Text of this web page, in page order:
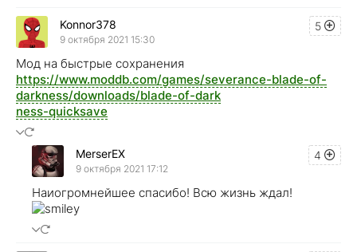
5
Konnor378
9 октября 2021 15:30
Мод на быстрые сохранения
https://www.moddb.com/games/severance-blade-of-
darkness/downloads/blade-of-dark
ness-quicksave
4
MerserEX
9 октября 2021 17:12
Наиогромнейшее спасибо! Всю жизнь ждал!